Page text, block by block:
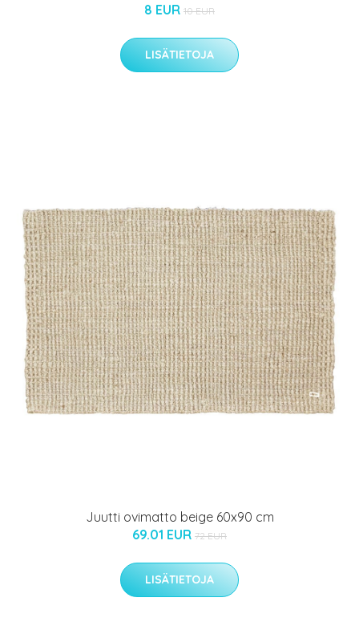
8 EUR 10 EUR
LISÄTIETOJA
Juutti ovimatto beige 60x90 cm
69.01 EUR 72 EUR
LISÄTIETOJA